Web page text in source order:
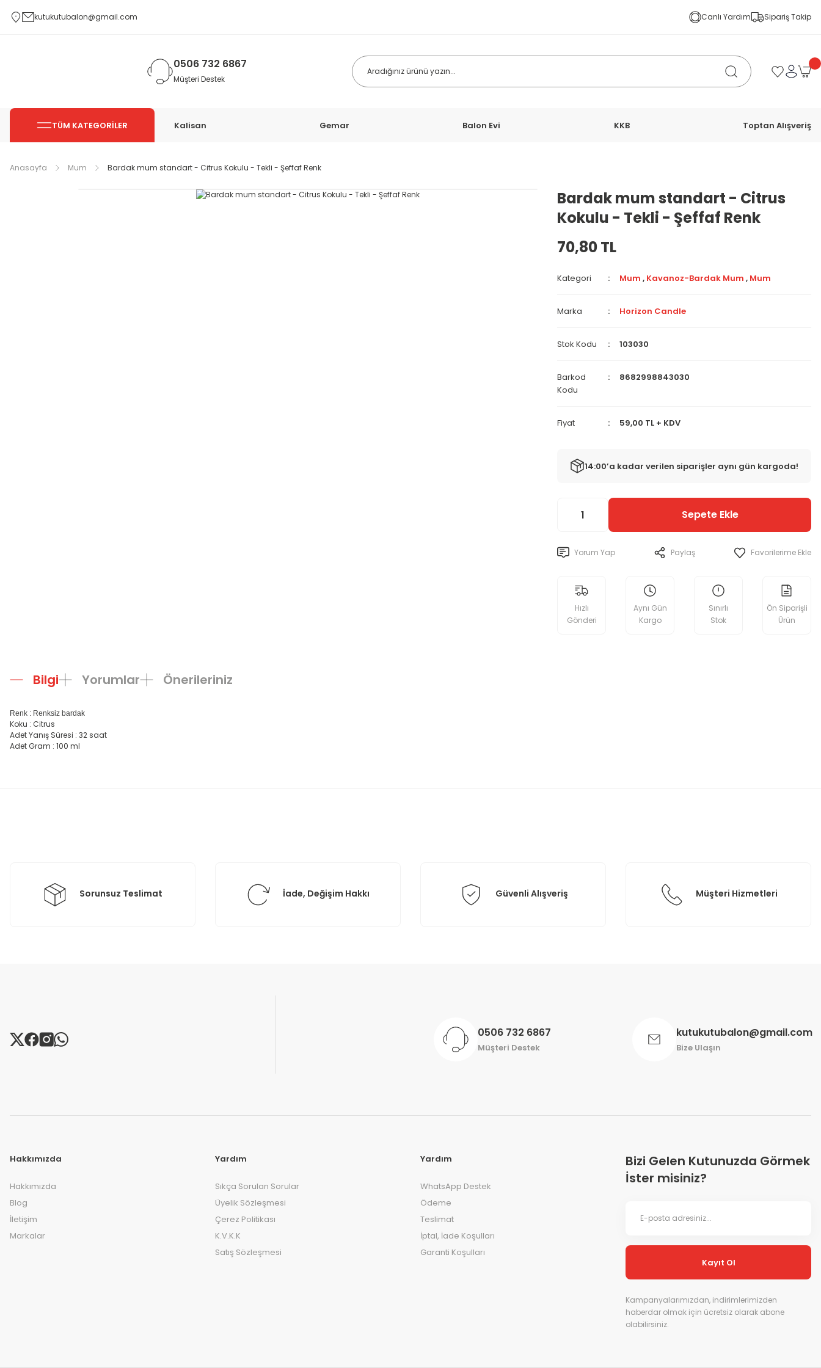
kutukutubalon@gmail.com Canlı Yardım Sipariş Takip
0506 732 6867
Müşteri Destek
TÜM KATEGORİLER Kalisan Gemar Balon Evi KKB Toptan Alışveriş
Anasayfa Mum Bardak mum standart - Citrus Kokulu - Tekli - Şeffaf Renk
Bardak mum standart - Citrus
Kokulu - Tekli - Şeffaf Renk
70,80 TL
Kategori Mum , Kavanoz-Bardak Mum , Mum
Marka Horizon Candle
Stok Kodu 103030
Barkod
Kodu
8682998843030
Fiyat 59,00 TL + KDV
14:00’a kadar verilen siparişler aynı gün kargoda!
Sepete Ekle
Yorum Yap Paylaş
Hızlı
Gönderi
Aynı Gün
Kargo
Sınırlı
Stok
Ön Siparişli
Ürün
Bilgi Yorumlar Önerileriniz
Renk : Renksiz bardak
Koku : Citrus
Adet Yanış Süresi : 32 saat
Adet Gram : 100 ml
Sorunsuz Teslimat İade, Değişim Hakkı Güvenli Alışveriş Müşteri Hizmetleri
0506 732 6867
Müşteri Destek
kutukutubalon@gmail.com
Bize Ulaşın
Hakkımızda
Hakkımızda
Blog
İletişim
Markalar
Yardım
Sıkça Sorulan Sorular
Üyelik Sözleşmesi
Çerez Politikası
K.V.K.K
Satış Sözleşmesi
Yardım
WhatsApp Destek
Ödeme
Teslimat
İptal, İade Koşulları
Garanti Koşulları
Bizi Gelen Kutunuzda Görmek
İster misiniz?
Kayıt Ol
Kampanyalarımızdan, indirimlerimizden
haberdar olmak için ücretsiz olarak abone
olabilirsiniz.